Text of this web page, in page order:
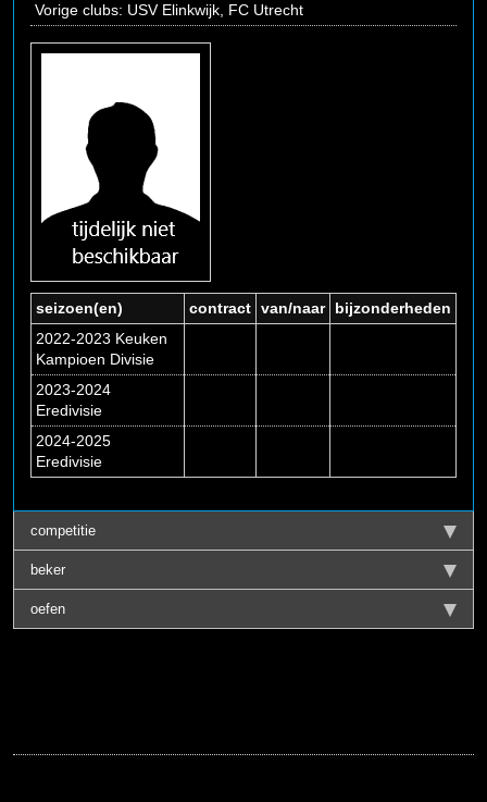
Vorige clubs: USV Elinkwijk, FC Utrecht
seizoen(en) contract van/naar
bijzonderheden
2022-2023 Keuken
Kampioen Divisie
2023-2024
Eredivisie
2024-2025
Eredivisie
competitie
beker
oefen